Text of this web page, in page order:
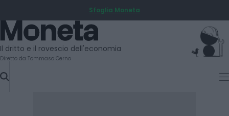
TO
CONTENT
Sfoglia Moneta
Moneta
Il dritto e il rovescio dell'economia
Diretto da Tommaso Cerno